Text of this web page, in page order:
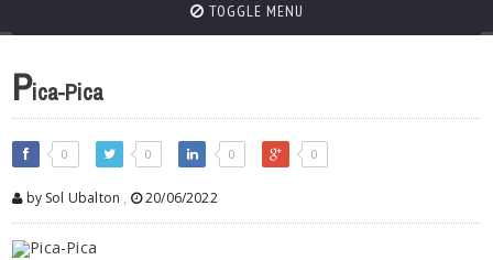
TOGGLE MENU
Pica-Pica
0 0 0 0
by Sol Ubalton , 20/06/2022